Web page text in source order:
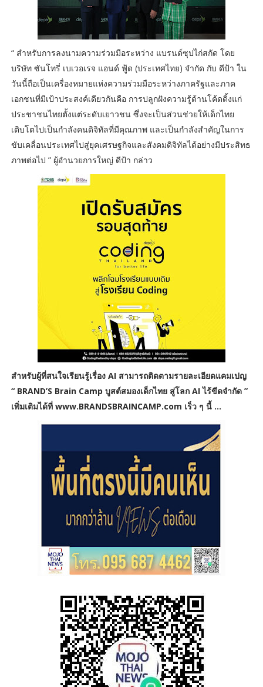
“ สำหรับการลงนามความร่วมมือระหว่าง แบรนด์ซุปไก่สกัด โดย
บริษัท ซันโทรี่ เบเวอเรจ แอนด์ ฟู้ด (ประเทศไทย) จำกัด กับ ดีป้า ใน
วันนี้ถือเป็นเครื่องหมายแห่งความร่วมมือระหว่างภาครัฐและภาค
เอกชนที่มีเป้าประสงค์เดียวกันคือ การปลูกฝังความรู้ด้านโค้ดดิ้งแก่
ประชาชนไทยตั้งแต่ระดับเยาวชน ซึ่งจะเป็นส่วนช่วยให้เด็กไทย
เติบโตไปเป็นกำลังคนดิจิทัลที่มีคุณภาพ และเป็นกำลังสำคัญในการ
ขับเคลื่อนประเทศไปสู่ยุคเศรษฐกิจและสังคมดิจิทัลได้อย่างมีประสิทธ
ภาพต่อไป ” ผู้อำนวยการใหญ่ ดีป้า กล่าว
สำหรับผู้ที่สนใจเรียนรู้เรื่อง AI สามารถติดตามรายละเอียดแคมเปญ
“ BRAND’S Brain Camp บูสต์สมองเด็กไทย สู่โลก AI ไร้ขีดจำกัด ”
เพิ่มเติมได้ที่ www.BRANDSBRAINCAMP.com เร็ว ๆ นี้ ...